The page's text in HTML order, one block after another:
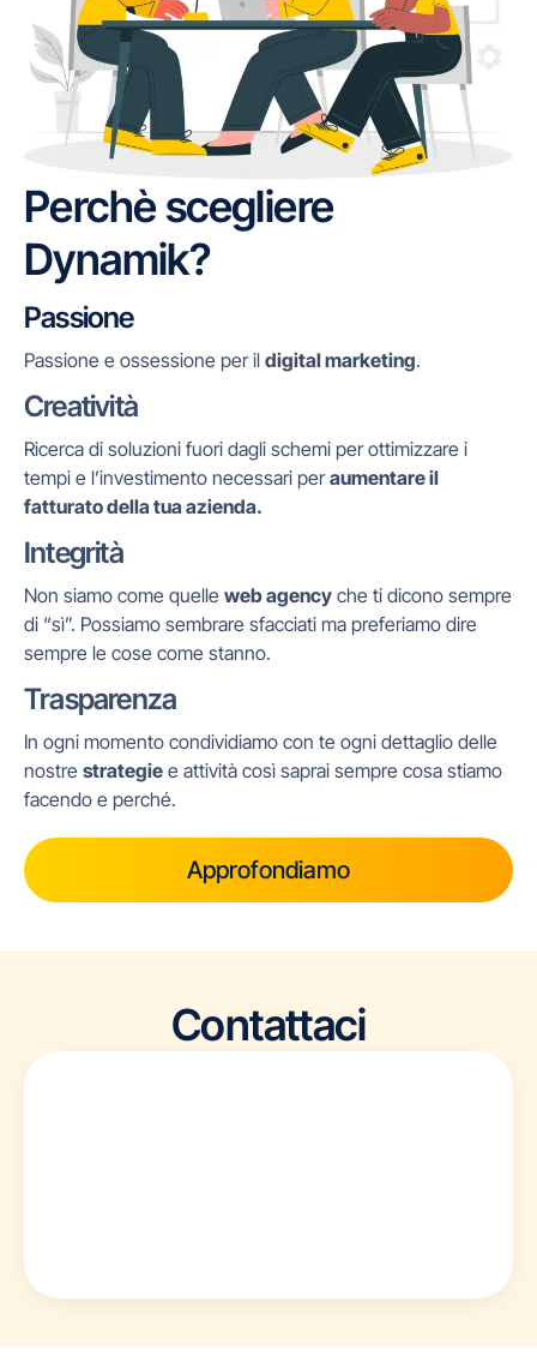
Perchè scegliere
Dynamik?
Passione
Passione e ossessione per il digital marketing.
Creatività
Ricerca di soluzioni fuori dagli schemi per ottimizzare i
tempi e l’investimento necessari peraumentare il
fatturato della tua azienda.
Integrità
Non siamo come quelle web agency che ti dicono sempre
di “sì”. Possiamo sembrare sfacciati ma preferiamo dire
sempre le cose come stanno.
Trasparenza
In ogni momento condividiamo con te ogni dettaglio delle
nostre strategie e attività così saprai sempre cosa stiamo
facendo e perché.
Approfondiamo
Contattaci